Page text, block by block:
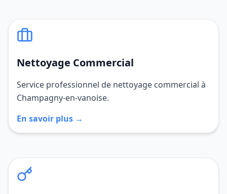
Nettoyage Commercial
Service professionnel de nettoyage commercial à
Champagny-en-vanoise.
En savoir plus →